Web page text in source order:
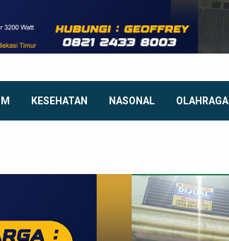
KESEHATAN NASONAL OLAHRAGA